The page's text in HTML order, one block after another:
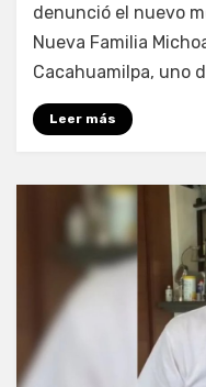
denunció el nuevo
Nueva Familia
Cacahuamilpa, uno
Leer más